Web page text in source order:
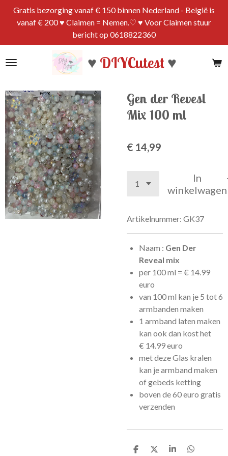
Ga
direct
de
hoofdinhoud
♥ DIYCutest♥
Gratis bezorging vanaf € 150 binnen Nederland - België is
vanaf € 200 ♥ Claimen = Nemen.♡ ♥ Voor Claimen stuur
bericht op 0618822360
Gen der Revesl
Mix 100 ml
€ 14,99
In
winkelwagen
Artikelnummer: GK37
Naam : Gen Der
Reveal mix
per 100 ml = € 14.99
euro
van 100 ml kan je 5 tot 6
armbanden maken
1 armband laten maken
kan ook dan kost het
€ 14.99 euro
met deze Glas kralen
kan je armband maken
of gebeds ketting
boven de 60 euro gratis
verzenden
D
D
S
D